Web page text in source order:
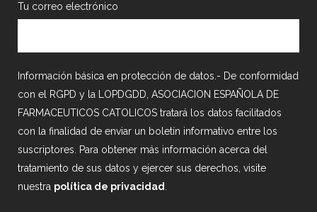
Tu correo electrónico
Información básica en protección de datos.- De conformidad
con el RGPD y la LOPDGDD, ASOCIACION ESPAÑOLA DE
FARMACEUTICOS CATOLICOS tratará los datos facilitados
con la finalidad de enviar un boletín informativo entre los
suscriptores. Para obtener más información acerca del
tratamiento de sus datos y ejercer sus derechos, visite
nuestra política de privacidad